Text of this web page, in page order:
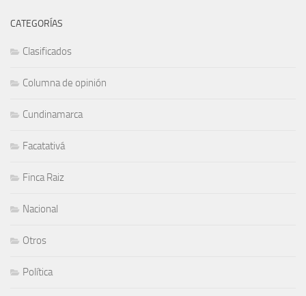
CATEGORÍAS
Clasificados
Columna de opinión
Cundinamarca
Facatativá
Finca Raiz
Nacional
Otros
Política